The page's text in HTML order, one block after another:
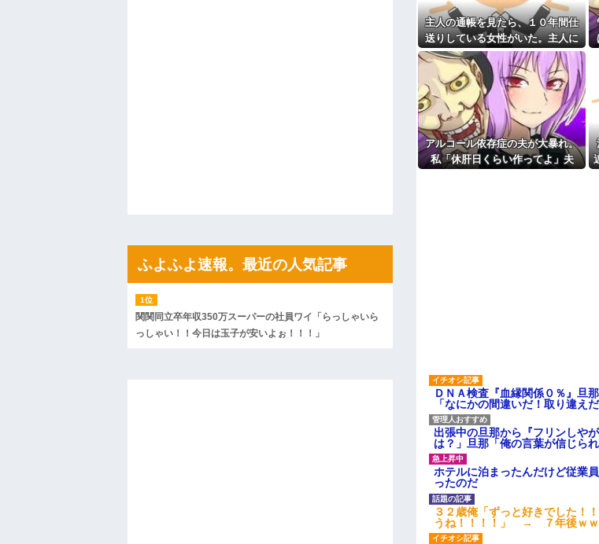
オワコン扱いされていたデジモンさん、令和に全盛期を超える利益を生み出
【速報】れいわ新選組さん「いのちの党」に改名ｗｗｗｗｗｗｗｗ
ごつ盛り焼きそばとかいう年１くらいで無性に食いたくなるやつｗｗｗｗｗ
【衝撃】浅田真央ちゃんの婚活条件がこちら←むしろコレは普通じゃね？w
【画像】 北海道、推定300kgのヒグマ登場ｗｗｗｗｗｗｗｗｗｗｗｗｗｗｗ
ハードオフに売っていた4万4000円のフィギュアがヤバすぎるｗｗｗｗｗｗ
後続車にクラクションを鳴らされ彼氏が逆切れ。「何クラクション鳴らして
んだ！降りてこいよ！」と怒鳴りだし...
【衝撃】報酬100万円超の治験募集がこちらｗｗｗｗｗ(※画像あり)
ｗｗｗｗｗｗｗｗｗｗ
【愕然】白のクラウン俺氏、高速道路左車線を制限速度で走った結果
wwwwwwwwwwww
うちの猫
【切実】
実家で初
【徹底議
44歳無職
りしたので
も信じても
先生から
言ってたの
主な税金
主人の通帳を見たら、１０年間仕
送りしている女性がいた。主人に
問い詰めたら、白状して...
アルコール依存症の夫が大暴れ。
私「休肝日くらい作ってよ」夫
ＤＮＡ検査『血縁関係０％』旦
「なにかの間違いだ！取り違え
出張中の旦那から『フリンしや
は？」旦那「俺の言葉が信じら
ホテルに泊まったんだけど従業
ったのだ
３２歳俺「ずっと好きでした！
うね！！！！」 → ７年後ｗｗ
ふよふよ速報。最近の人気記事
関関同立卒年収350万スーパーの社員ワイ「らっしゃいら
っしゃい！！今日は玉子が安いよぉ！！！」